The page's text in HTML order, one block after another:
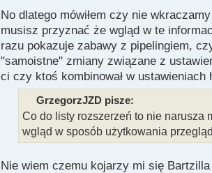
No dlatego mówiłem czy nie
musisz przyznać że wgląd w te
razu pokazuje zabawy z pipelingiem,
"samoistne" zmiany związane z
ci czy ktoś kombinował w ustawieniach
GrzegorzJZD pisze:
Co do listy rozszerzeń to nie narusza
wgląd w sposób użytkowania
Nie wiem czemu kojarzy mi się